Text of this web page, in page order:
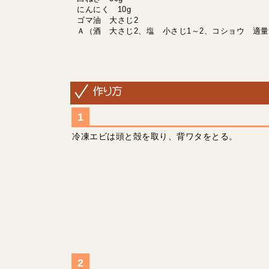
にんにく 10g
ゴマ油 大さじ2
Ａ（酒 大さじ2、塩 小さじ1～2、コショウ 適
冷凍エビは頭と殻を取り、背ワタをとる。